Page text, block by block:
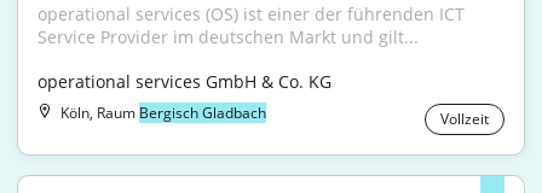
operational services (OS) ist einer der führenden ICT
Service Provider im deutschen Markt und gilt...
operational services GmbH & Co. KG
Köln, Raum Bergisch Gladbach Vollzeit